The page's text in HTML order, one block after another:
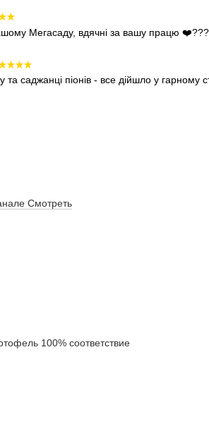
Мегасаду, вдячні за вашу працю
та саджанці піонів - все дійшло у
Смотреть
100% соответствие